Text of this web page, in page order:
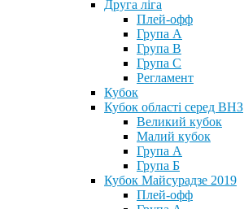
Друга ліга
Плей-офф
Група А
Група В
Група С
Регламент
Кубок
Кубок області серед ВНЗ
Великий кубок
Малий кубок
Група А
Група Б
Кубок Майсурадзе 2019
Плей-офф